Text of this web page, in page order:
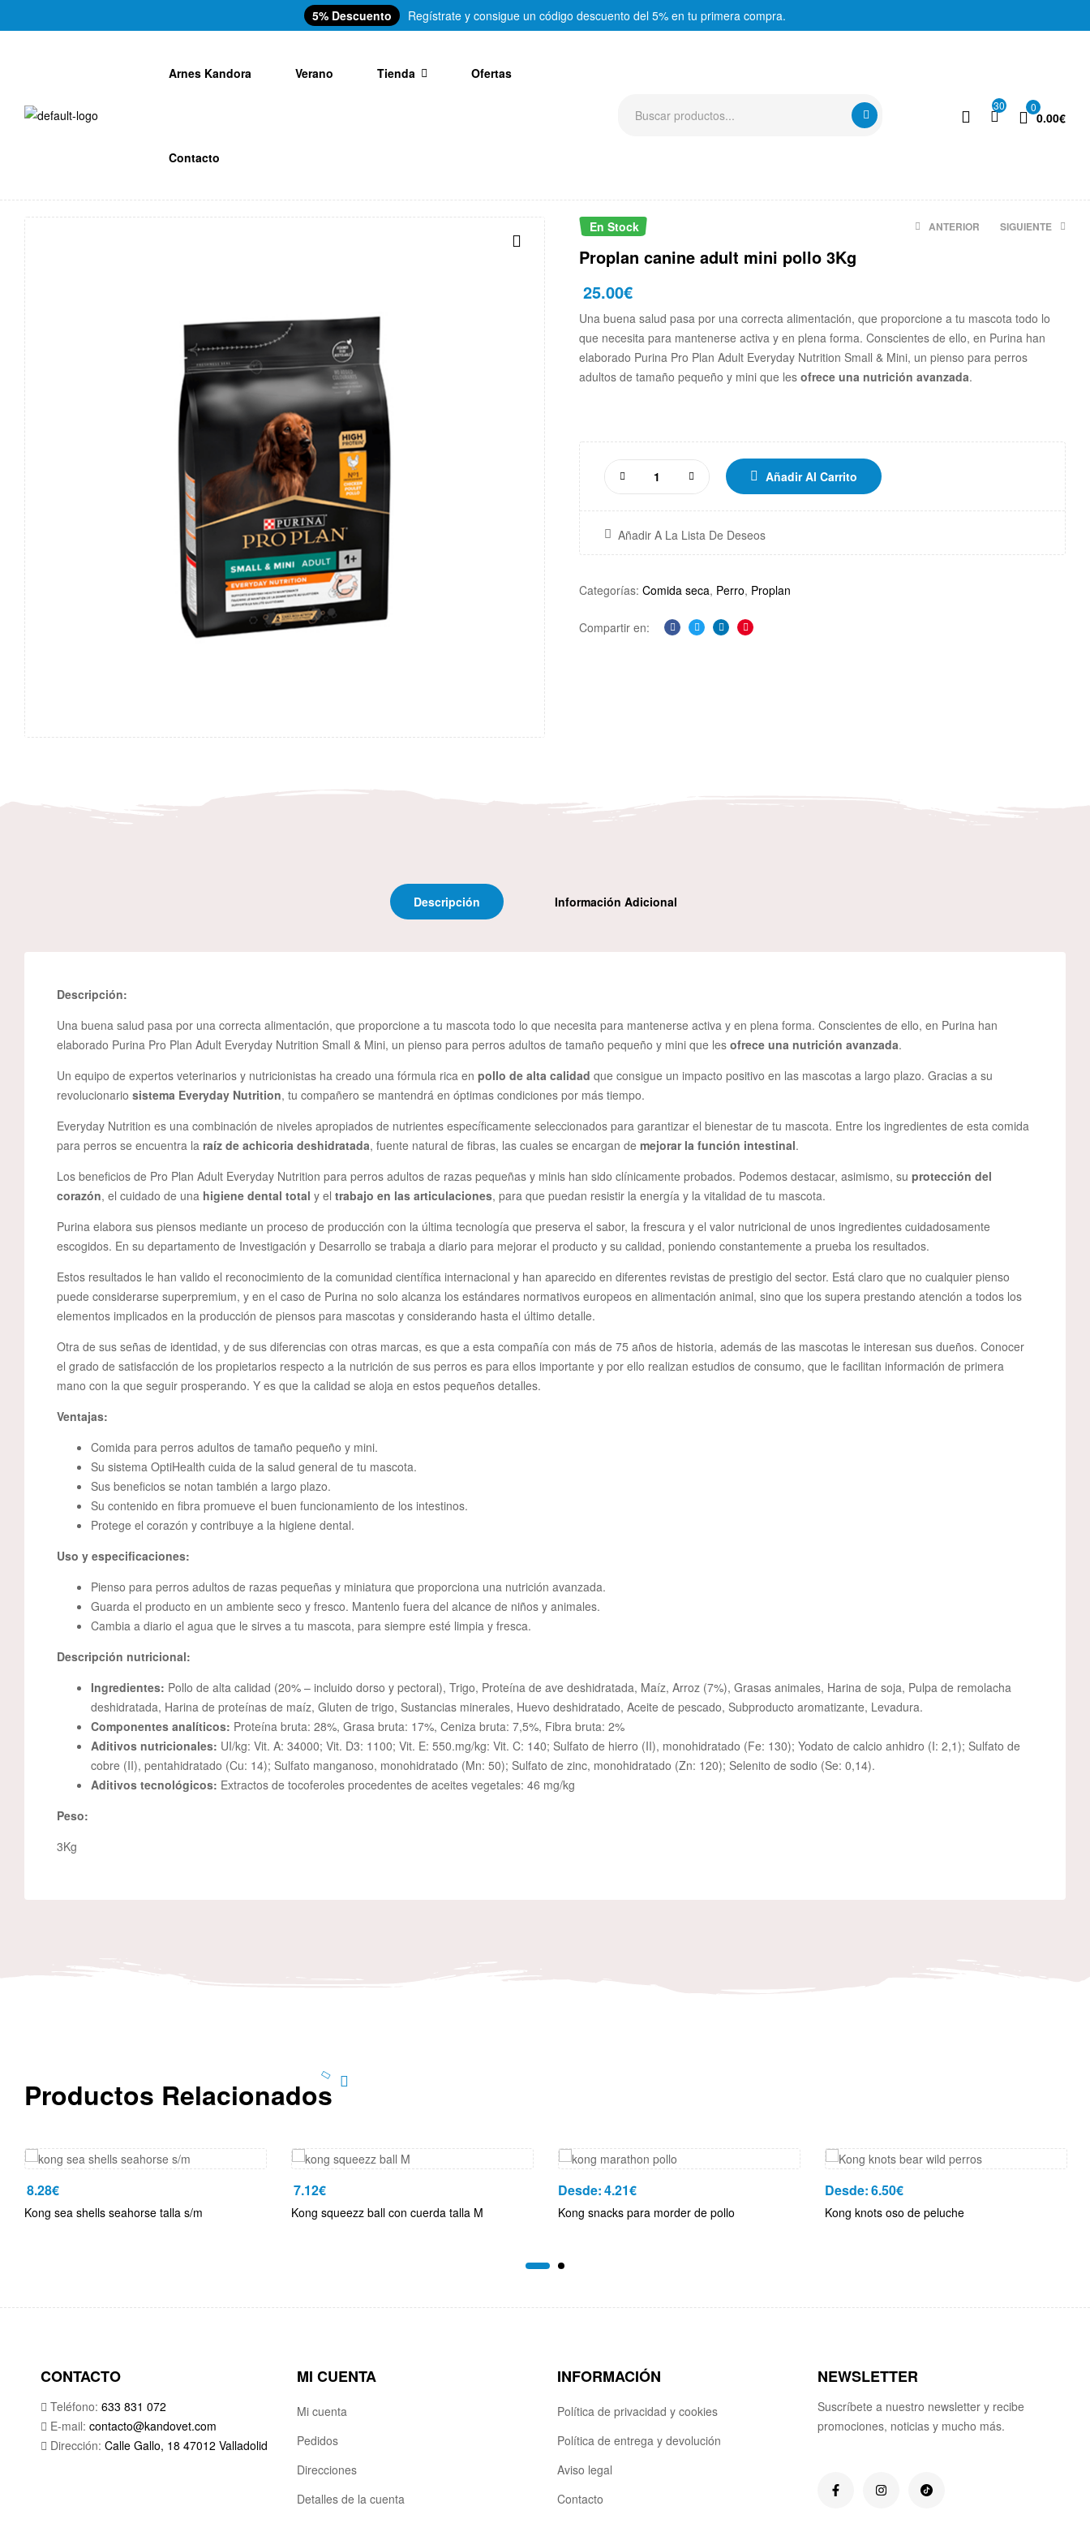
5% Descuento Regístrate y consigue un código descuento del 5% en tu primera compra.
Arnes Kandora Verano Tienda Ofertas
Contacto
30 0
0.00€
En Stock ANTERIOR
89.12€
SIGUIENTE
Proplan canine adult mini pollo 3Kg
25.00€
Una buena salud pasa por una correcta alimentación, que proporcione a tu mascota todo lo
que necesita para mantenerse activa y en plena forma. Conscientes de ello, en Purina han
elaborado Purina Pro Plan Adult Everyday Nutrition Small & Mini, un pienso para perros
adultos de tamaño pequeño y mini que les ofrece una nutrición avanzada.
Añadir Al Carrito
Añadir A La Lista De Deseos
Categorías: Comida seca, Perro, Proplan
Compartir en:
Facebook
TwitterLinkedinPinterest
Descripción Información Adicional
Descripción:
Una buena salud pasa por una correcta alimentación, que proporcione a tu mascota todo lo que necesita para mantenerse activa y en plena forma. Conscientes de ello, en Purina han
elaborado Purina Pro Plan Adult Everyday Nutrition Small & Mini, un pienso para perros adultos de tamaño pequeño y mini que les ofrece una nutrición avanzada.
Un equipo de expertos veterinarios y nutricionistas ha creado una fórmula rica en pollo de alta calidad que consigue un impacto positivo en las mascotas a largo plazo. Gracias a su
revolucionario sistema Everyday Nutrition, tu compañero se mantendrá en óptimas condiciones por más tiempo.
Everyday Nutrition es una combinación de niveles apropiados de nutrientes específicamente seleccionados para garantizar el bienestar de tu mascota. Entre los ingredientes de esta comida
para perros se encuentra la raíz de achicoria deshidratada, fuente natural de fibras, las cuales se encargan de mejorar la función intestinal.
Los beneficios de Pro Plan Adult Everyday Nutrition para perros adultos de razas pequeñas y minis han sido clínicamente probados. Podemos destacar, asimismo, su protección del
corazón, el cuidado de una higiene dental total y el trabajo en las articulaciones, para que puedan resistir la energía y la vitalidad de tu mascota.
Purina elabora sus piensos mediante un proceso de producción con la última tecnología que preserva el sabor, la frescura y el valor nutricional de unos ingredientes cuidadosamente
escogidos. En su departamento de Investigación y Desarrollo se trabaja a diario para mejorar el producto y su calidad, poniendo constantemente a prueba los resultados.
Estos resultados le han valido el reconocimiento de la comunidad científica internacional y han aparecido en diferentes revistas de prestigio del sector. Está claro que no cualquier pienso
puede considerarse superpremium, y en el caso de Purina no solo alcanza los estándares normativos europeos en alimentación animal, sino que los supera prestando atención a todos los
elementos implicados en la producción de piensos para mascotas y considerando hasta el último detalle.
Otra de sus señas de identidad, y de sus diferencias con otras marcas, es que a esta compañía con más de 75 años de historia, además de las mascotas le interesan sus dueños. Conocer
el grado de satisfacción de los propietarios respecto a la nutrición de sus perros es para ellos importante y por ello realizan estudios de consumo, que le facilitan información de primera
mano con la que seguir prosperando. Y es que la calidad se aloja en estos pequeños detalles.
Ventajas:
Comida para perros adultos de tamaño pequeño y mini.
Su sistema OptiHealth cuida de la salud general de tu mascota.
Sus beneficios se notan también a largo plazo.
Su contenido en fibra promueve el buen funcionamiento de los intestinos.
Protege el corazón y contribuye a la higiene dental.
Uso y especificaciones:
Pienso para perros adultos de razas pequeñas y miniatura que proporciona una nutrición avanzada.
Guarda el producto en un ambiente seco y fresco. Mantenlo fuera del alcance de niños y animales.
Cambia a diario el agua que le sirves a tu mascota, para siempre esté limpia y fresca.
Descripción nutricional:
Ingredientes: Pollo de alta calidad (20% – incluido dorso y pectoral), Trigo, Proteína de ave deshidratada, Maíz, Arroz (7%), Grasas animales, Harina de soja, Pulpa de remolacha
deshidratada, Harina de proteínas de maíz, Gluten de trigo, Sustancias minerales, Huevo deshidratado, Aceite de pescado, Subproducto aromatizante, Levadura.
Componentes analíticos: Proteína bruta: 28%, Grasa bruta: 17%, Ceniza bruta: 7,5%, Fibra bruta: 2%
Aditivos nutricionales: UI/kg: Vit. A: 34000; Vit. D3: 1100; Vit. E: 550.mg/kg: Vit. C: 140; Sulfato de hierro (II), monohidratado (Fe: 130); Yodato de calcio anhidro (I: 2,1); Sulfato de
cobre (II), pentahidratado (Cu: 14); Sulfato manganoso, monohidratado (Mn: 50); Sulfato de zinc, monohidratado (Zn: 120); Selenito de sodio (Se: 0,14).
Aditivos tecnológicos: Extractos de tocoferoles procedentes de aceites vegetales: 46 mg/kg
Peso:
3Kg
Productos Relacionados
8.28€
Kong sea shells seahorse talla s/m
7.12€
Kong squeezz ball con cuerda talla M
Desde:4.21€
Kong snacks para morder de pollo
Desde:6.50€
Kong knots oso de peluche
CONTACTO
Teléfono: 633 831 072
E-mail: contacto@kandovet.com
Dirección: Calle Gallo, 18 47012 Valladolid
MI CUENTA
Mi cuenta
Pedidos
Direcciones
Detalles de la cuenta
INFORMACIÓN
Política de privacidad y cookies
Política de entrega y devolución
Aviso legal
Contacto
NEWSLETTER
Suscríbete a nuestro newsletter y recibe
promociones, noticias y mucho más.